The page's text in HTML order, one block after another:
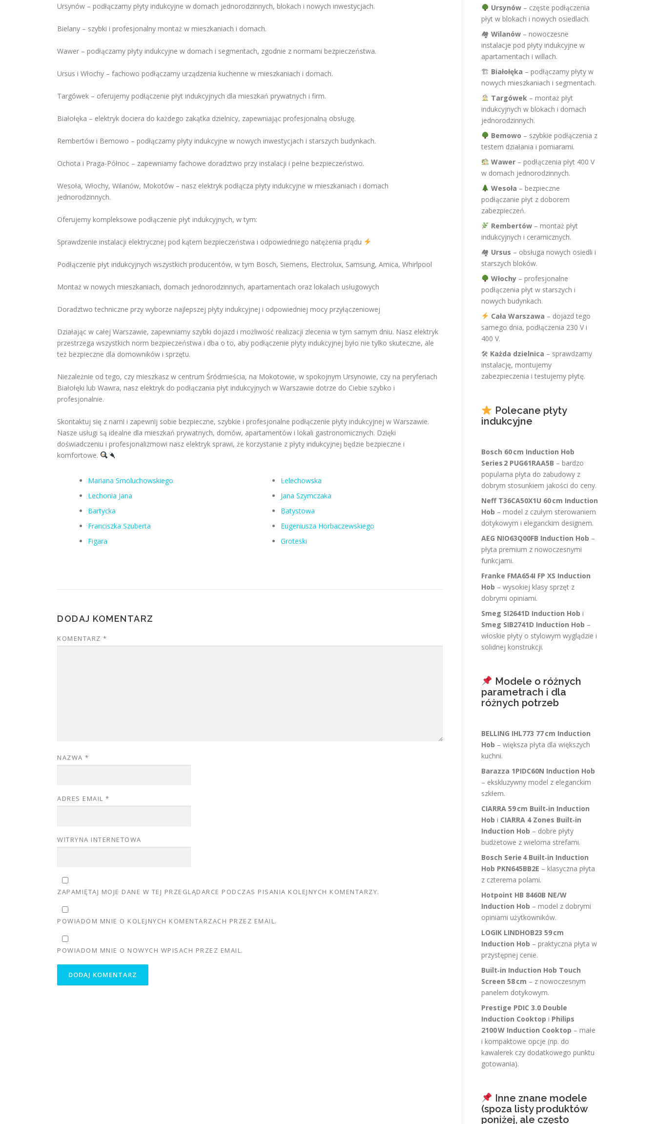
Ursynów – podłączamy płyty indukcyjne w domach jednorodzinnych, blokach i nowych inwestycjach.
Bielany – szybki i profesjonalny montaż w mieszkaniach i domach.
Wawer – podłączamy płyty indukcyjne w domach i segmentach, zgodnie z normami bezpieczeństwa.
Ursus i Włochy – fachowo podłączamy urządzenia kuchenne w mieszkaniach i domach.
Targówek – oferujemy podłączenie płyt indukcyjnych dla mieszkań prywatnych i firm.
Białołęka – elektryk dociera do każdego zakątka dzielnicy, zapewniając profesjonalną obsługę.
Rembertów i Bemowo – podłączamy płyty indukcyjne w nowych inwestycjach i starszych budynkach.
Ochota i Praga-Północ – zapewniamy fachowe doradztwo przy instalacji i pełne bezpieczeństwo.
Wesoła, Włochy, Wilanów, Mokotów – nasz elektryk podłącza płyty indukcyjne w mieszkaniach i domach
jednorodzinnych.
Oferujemy kompleksowe podłączenie płyt indukcyjnych, w tym:
Sprawdzenie instalacji elektrycznej pod kątem bezpieczeństwa i odpowiedniego natężenia prądu
Podłączenie płyt indukcyjnych wszystkich producentów, w tym Bosch, Siemens, Electrolux, Samsung, Amica, Whirlpool
Montaż w nowych mieszkaniach, domach jednorodzinnych, apartamentach oraz lokalach usługowych
Doradztwo techniczne przy wyborze najlepszej płyty indukcyjnej i odpowiedniej mocy przyłączeniowej
Działając w całej Warszawie, zapewniamy szybki dojazd i możliwość realizacji zlecenia w tym samym dniu. Nasz elektryk
przestrzega wszystkich norm bezpieczeństwa i dba o to, aby podłączenie płyty indukcyjnej było nie tylko skuteczne, ale
też bezpieczne dla domowników i sprzętu.
Niezależnie od tego, czy mieszkasz w centrum Śródmieścia, na Mokotowie, w spokojnym Ursynowie, czy na peryferiach
Białołęki lub Wawra, nasz elektryk do podłączania płyt indukcyjnych w Warszawie dotrze do Ciebie szybko i
profesjonalnie.
Skontaktuj się z nami i zapewnij sobie bezpieczne, szybkie i profesjonalne podłączenie płyty indukcyjnej w Warszawie.
Nasze usługi są idealne dla mieszkań prywatnych, domów, apartamentów i lokali gastronomicznych. Dzięki
doświadczeniu i profesjonalizmowi nasz elektryk sprawi, że korzystanie z płyty indukcyjnej będzie bezpieczne i
komfortowe.
Mariana Smoluchowskiego
Lechonia Jana
Bartycka
Franciszka Szuberta
Figara
Lelechowska
Jana Szymczaka
Batystowa
Eugeniusza Horbaczewskiego
Groteski
DODAJ KOMENTARZ
KOMENTARZ *
NAZWA *
ADRES EMAIL *
WITRYNA INTERNETOWA
ZAPAMIĘTAJ MOJE DANE W TEJ PRZEGLĄDARCE PODCZAS PISANIA KOLEJNYCH KOMENTARZY.
POWIADOM MNIE O KOLEJNYCH KOMENTARZACH PRZEZ EMAIL.
POWIADOM MNIE O NOWYCH WPISACH PRZEZ EMAIL.
Ursynów– częste podłączenia
płyt w blokach i nowych osiedlach.
🏘 Wilanów – nowoczesne
instalacje pod płyty indukcyjne w
apartamentach i willach.
🏗 Białołęka – podłączamy płyty w
nowych mieszkaniach i segmentach.
Targówek– montaż płyt
indukcyjnych w blokach i domach
jednorodzinnych.
Bemowo – szybkie podłączenia z
testem działania i pomiarami.
Wawer– podłączenia płyt 400 V
w domach jednorodzinnych.
Wesoła – bezpieczne
podłączanie płyt z doborem
zabezpieczeń.
Rembertów– montaż płyt
indukcyjnych i ceramicznych.
🏘 Ursus – obsługa nowych osiedli i
starszych bloków.
Włochy– profesjonalne
podłączenia płyt w starszych i
nowych budynkach.
Cała Warszawa – dojazd tego
samego dnia, podłączenia 230 V i
400 V.
🛠 Każda dzielnica – sprawdzamy
instalację, montujemy
zabezpieczenia i testujemy płytę.
Polecane płyty
indukcyjne
Bosch 60 cm Induction Hob
Series 2 PUG61RAA5B – bardzo
popularna płyta do zabudowy z
dobrym stosunkiem jakości do ceny.
Neff T36CA50X1U 60 cm Induction
Hob – model z czułym sterowaniem
dotykowym i eleganckim designem.
AEG NIO63Q00FB Induction Hob –
płyta premium z nowoczesnymi
funkcjami.
Franke FMA654I FP XS Induction
Hob – wysokiej klasy sprzęt z
dobrymi opiniami.
Smeg SI2641D Induction Hob i
Smeg SIB2741D Induction Hob –
włoskie płyty o stylowym wyglądzie i
solidnej konstrukcji.
Modele o różnych
parametrach i dla
różnych potrzeb
BELLING IHL773 77 cm Induction
Hob – większa płyta dla większych
kuchni.
Barazza 1PIDC60N Induction Hob
– ekskluzywny model z eleganckim
szkłem.
CIARRA 59 cm Built‑in Induction
Hob i CIARRA 4 Zones Built‑in
Induction Hob – dobre płyty
budżetowe z wieloma strefami.
Bosch Serie 4 Built‑in Induction
Hob PKN645BB2E – klasyczna płyta
z czterema polami.
Hotpoint HB 8460B NE/W
Induction Hob – model z dobrymi
opiniami użytkowników.
LOGIK LINDHOB23 59 cm
Induction Hob – praktyczna płyta w
przystępnej cenie.
Built‑in Induction Hob Touch
Screen 58 cm – z nowoczesnym
panelem dotykowym.
Prestige PDIC 3.0 Double
Induction Cooktop i Philips
2100 W Induction Cooktop – małe
i kompaktowe opcje (np. do
kawalerek czy dodatkowego punktu
gotowania).
Inne znane modele
(spoza listy produktów
poniżej, ale często